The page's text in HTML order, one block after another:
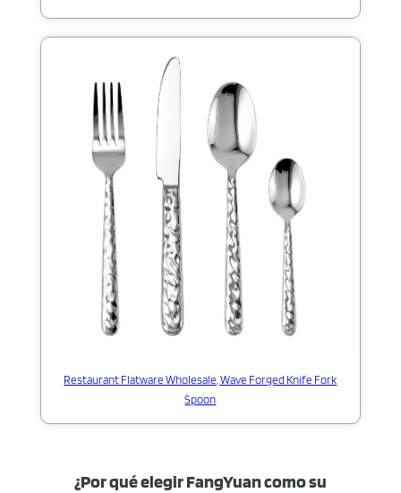
Restaurant Flatware Wholesale, Wave Forged Knife Fork
Spoon
¿Por qué elegir FangYuan como su